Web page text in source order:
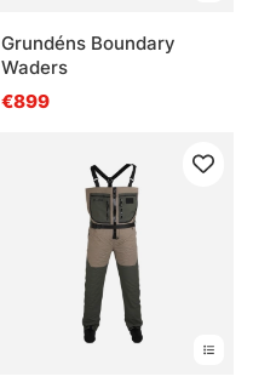
Grundéns Boundary
Waders
€899